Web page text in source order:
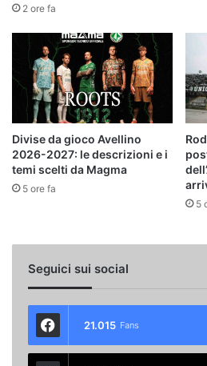
2 ore fa
Divise da gioco Avellino
2026-2027: le descrizioni e i
temi scelti da Magma
5 ore fa
5
Seguici sui social
21.015 Fans